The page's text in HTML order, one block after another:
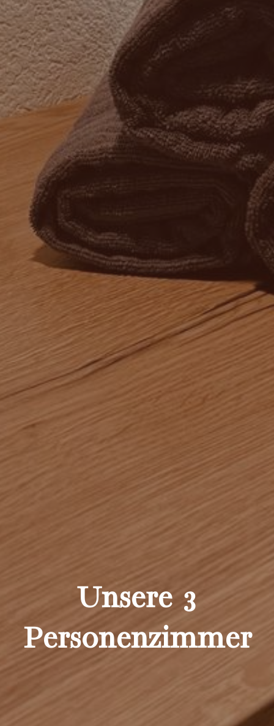
Unsere 3
Personenzimmer